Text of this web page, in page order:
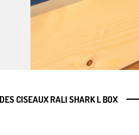
CISEAUX RALI SHARK L BOX